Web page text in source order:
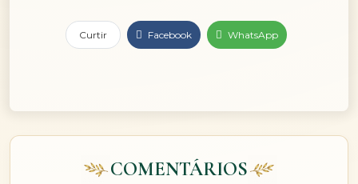
Curtir Facebook WhatsApp
COMENTÁRIOS